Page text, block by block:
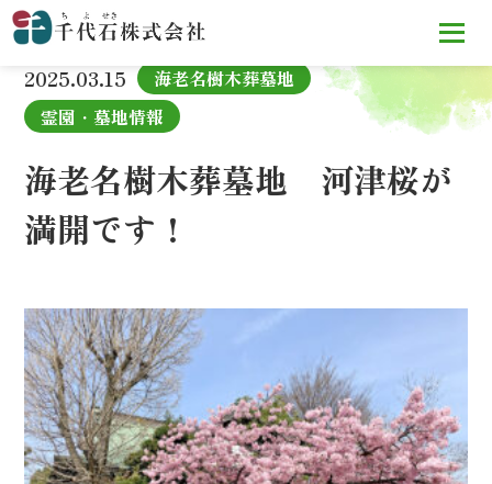
TOP お知らせ 海老名樹木葬墓地 河津桜が満開です！
2025.03.15
海老名樹木葬墓地
霊園・墓地情報
海老名樹木葬墓地 河津桜が
満開です！